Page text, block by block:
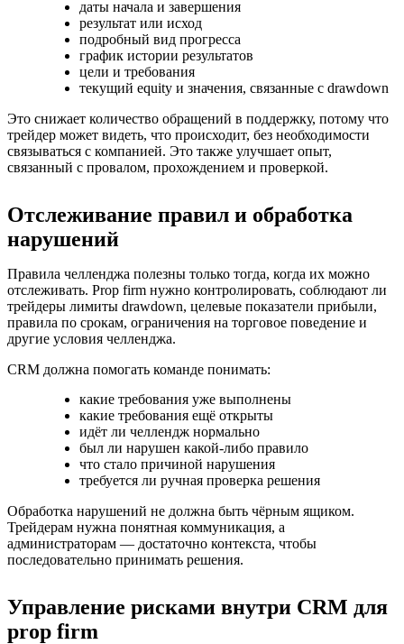
даты начала и завершения
результат или исход
подробный вид прогресса
график истории результатов
цели и требования
текущий equity и значения, связанные с drawdown
Это снижает количество обращений в поддержку, потому что
трейдер может видеть, что происходит, без необходимости
связываться с компанией. Это также улучшает опыт,
связанный с провалом, прохождением и проверкой.
Отслеживание правил и обработка
нарушений
Правила челленджа полезны только тогда, когда их можно
отслеживать. Prop firm нужно контролировать, соблюдают ли
трейдеры лимиты drawdown, целевые показатели прибыли,
правила по срокам, ограничения на торговое поведение и
другие условия челленджа.
CRM должна помогать команде понимать:
какие требования уже выполнены
какие требования ещё открыты
идёт ли челлендж нормально
был ли нарушен какой-либо правило
что стало причиной нарушения
требуется ли ручная проверка решения
Обработка нарушений не должна быть чёрным ящиком.
Трейдерам нужна понятная коммуникация, а
администраторам — достаточно контекста, чтобы
последовательно принимать решения.
Управление рисками внутри CRM для
prop firm